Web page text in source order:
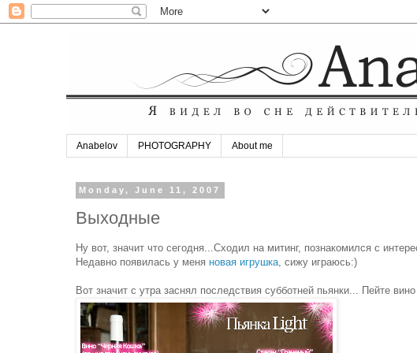
Anabelov PHOTOGRAPHY About me
Monday, June 11, 2007
Выходные
Ну вот, значит что сегодня...Сходил на митинг, познакомился с
Недавно появилась у меня новая игрушка, сижу играюсь:)
Вот значит с утра заснял последствия субботней пьянки... Пейте